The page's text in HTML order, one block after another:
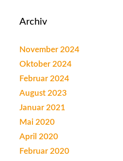
Archiv
November 2024
Oktober 2024
Februar 2024
August 2023
Januar 2021
Mai 2020
April 2020
Februar 2020